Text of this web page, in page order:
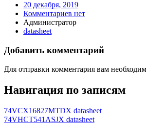
20 декабря, 2019
Комментариев нет
Администратор
datasheet
Добавить комментарий
Для отправки комментария вам
Навигация по записям
74VCX16827MTDX datasheet
74VHCT541ASJX datasheet